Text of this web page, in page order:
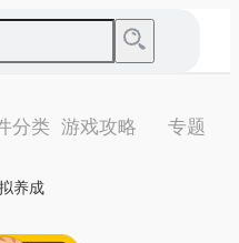
分类 游戏攻略 专题
养成